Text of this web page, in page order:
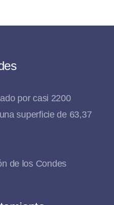
por casi 2200
superficie de 63,37